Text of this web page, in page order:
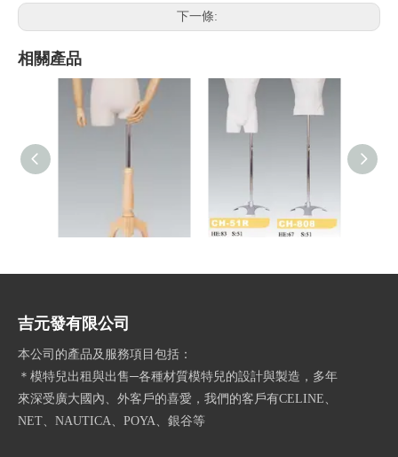
下一條:
相關產品
男半身人台CH-851B 男半身人台CH-51R
吉元發有限公司
本公司的產品及服務項目包括：
＊模特兒出租與出售─各種材質模特兒的設計與製造，多年
來深受廣大國內、外客戶的喜愛，我們的客戶有CELINE、
NET、NAUTICA、POYA、銀谷等